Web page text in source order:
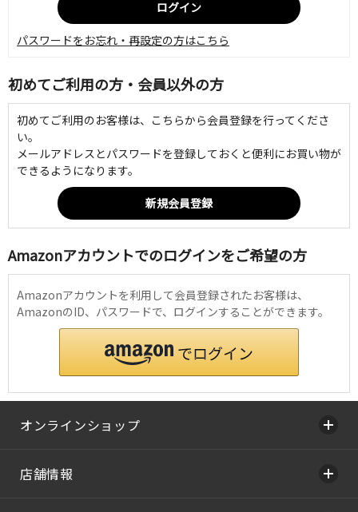
パスワードをお忘れ・再設定の方はこちら
初めてご利用の方・会員以外の方
初めてご利用のお客様は、こちらから会員登録を行ってくださ
い。
メールアドレスとパスワードを登録しておくと便利にお買い物が
できるようになります。
Amazonアカウントでのログインをご希望の方
Amazonアカウントを利用して会員登録されたお客様は、
AmazonのID、パスワードで、ログインすることができます。
オンラインショップ
店舗情報